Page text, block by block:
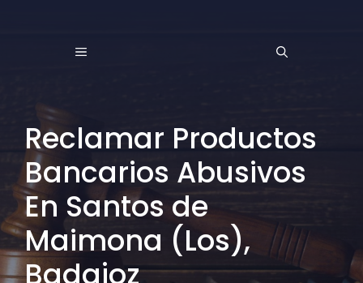
MENÚ
Reclamar Productos
Bancarios Abusivos
En Santos de
Maimona (Los),
Badajoz